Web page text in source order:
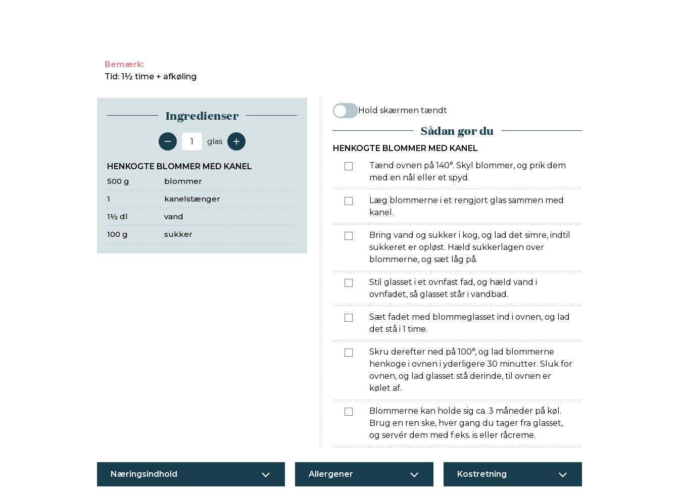
Bemærk:
Tid: 1½ time + afkøling
Ingredienser
Antal serveringer
glas
HENKOGTE BLOMMER MED KANEL
blommer
500 g
kanelstænger
1
vand
1½ dl
sukker
100 g
Hold skærmen tændt
Sådan gør du
HENKOGTE BLOMMER MED KANEL
Tænd ovnen på 140°. Skyl blommer, og prik dem
med en nål eller et spyd.
Læg blommerne i et rengjort glas sammen med
kanel.
Bring vand og sukker i kog, og lad det simre, indtil
sukkeret er opløst. Hæld sukkerlagen over
blommerne, og sæt låg på.
Stil glasset i et ovnfast fad, og hæld vand i
ovnfadet, så glasset står i vandbad.
Sæt fadet med blommeglasset ind i ovnen, og lad
det stå i 1 time.
Skru derefter ned på 100°, og lad blommerne
henkoge i ovnen i yderligere 30 minutter. Sluk for
ovnen, og lad glasset stå derinde, til ovnen er
kølet af.
Blommerne kan holde sig ca. 3 måneder på køl.
Brug en ren ske, hver gang du tager fra glasset,
og servér dem med f.eks. is eller råcreme.
Næringsindhold Allergener Kostretning